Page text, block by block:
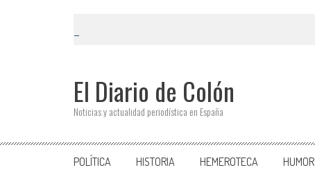
El Diario de Colón
Noticias y actualidad periodística en España
POLÍTICA HISTORIA HEMEROTECA HUMOR